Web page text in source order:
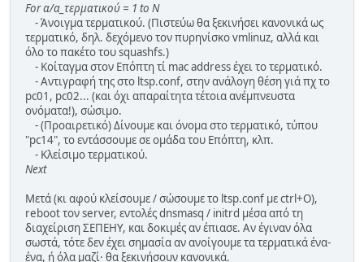
For α/α_τερματικού = 1 to N
- Άνοιγμα τερματικού. (Πιστεύω θα ξεκινήσει κανονικά ως
τερματικό, δηλ. δεχόμενο τον πυρηνίσκο vmlinuz, αλλά και
όλο το πακέτο του squashfs.)
- Κοίταγμα στον Επόπτη τί mac address έχει το τερματικό.
- Αντιγραφή της στο ltsp.conf, στην ανάλογη θέση γιά πχ το
pc01, pc02... (και όχι απαραίτητα τέτοια ανέμπνευστα
ονόματα!), σώσιμο.
- (Προαιρετικό) Δίνουμε και όνομα στο τερματικό, τύπου
"pc14", το εντάσσουμε σε ομάδα του Επόπτη, κλπ.
- Κλείσιμο τερματικού.
Next
Μετά (κι αφού κλείσουμε / σώσουμε το ltsp.conf με ctrl+O),
reboot τον server, εντολές dnsmasq / initrd μέσα από τη
διαχείριση ΣΕΠΕΗΥ, και δοκιμές αν έπιασε. Αν έγιναν όλα
σωστά, τότε δεν έχει σημασία αν ανοίγουμε τα τερματικά ένα-
ένα, ή όλα μαζί· θα ξεκινήσουν κανονικά.